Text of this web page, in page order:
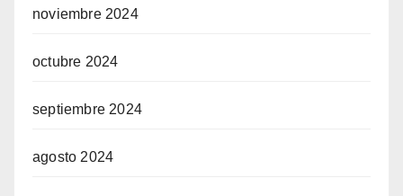
noviembre 2024
octubre 2024
septiembre 2024
agosto 2024